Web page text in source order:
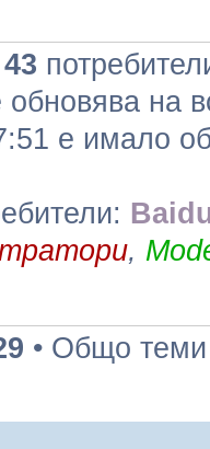
43
на
е имало
,
• Общо